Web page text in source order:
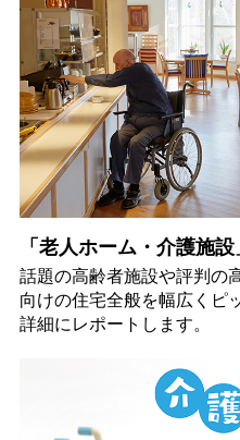
「老人ホーム・介護施
話題の高齢者施設や評判の
向けの住宅全般を幅広くピ
詳細にレポートします。